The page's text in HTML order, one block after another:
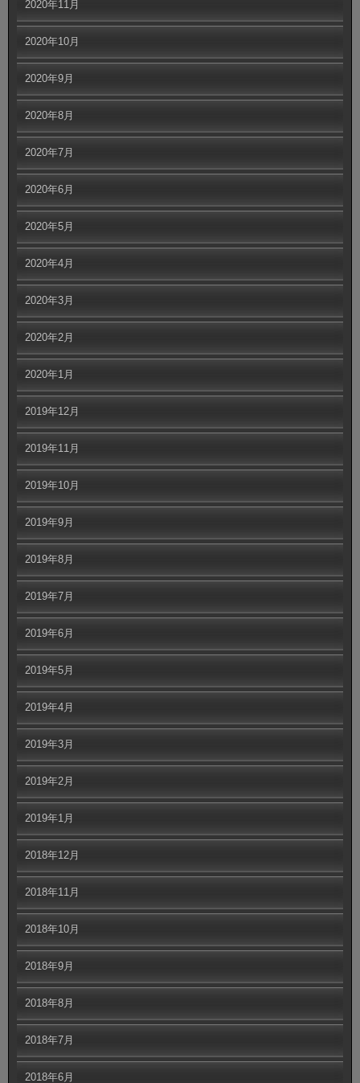
2020年11月
2020年10月
2020年9月
2020年8月
2020年7月
2020年6月
2020年5月
2020年4月
2020年3月
2020年2月
2020年1月
2019年12月
2019年11月
2019年10月
2019年9月
2019年8月
2019年7月
2019年6月
2019年5月
2019年4月
2019年3月
2019年2月
2019年1月
2018年12月
2018年11月
2018年10月
2018年9月
2018年8月
2018年7月
2018年6月